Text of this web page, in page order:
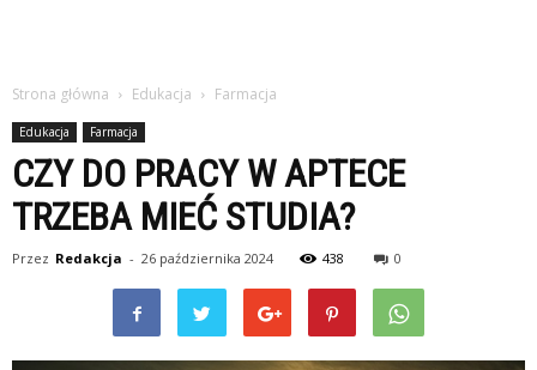
Strona główna Edukacja Farmacja
Edukacja Farmacja
CZY DO PRACY W APTECE
TRZEBA MIEĆ STUDIA?
Przez Redakcja - 26 października 2024 438 0